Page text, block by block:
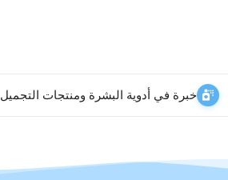
خبرة في أدوية البشرة ومنتجات التجميل